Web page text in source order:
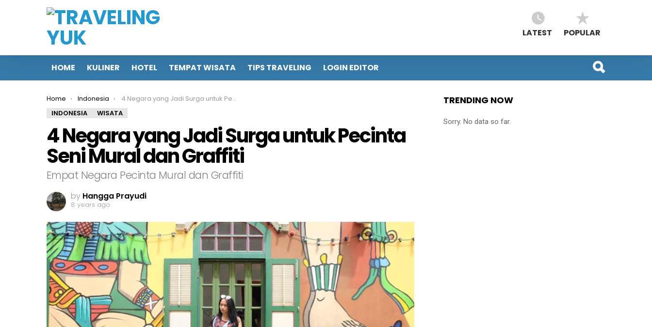
LATEST POPULAR
HOME KULINER HOTEL TEMPAT WISATA TIPS TRAVELING LOGIN EDITOR
You are here:
Home Indonesia
4 Negara yang Jadi Surga untuk Pecinta Seni Mural dan Graffiti
INDONESIA
WISATA
4 Negara yang Jadi Surga untuk Pecinta
Seni Mural dan Graffiti
Empat Negara Pecinta Mural dan Graffiti
by Hangga Prayudi
8 years ago
TRENDING NOW
Sorry. No data so far.